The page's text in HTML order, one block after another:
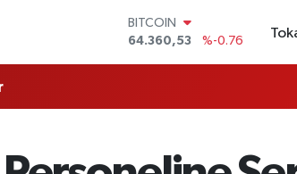
64.360,53
DOLAR
STERLİN
6574.81
%1.44